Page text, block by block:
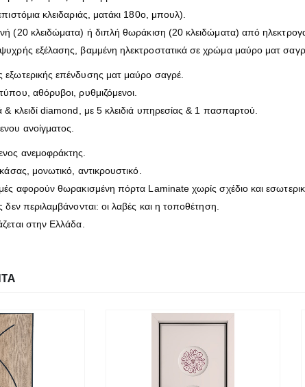
κλειδαριάς, ματάκι 180ο, μπουλ).
(20 κλειδώματα) ή διπλή θωράκιση (20 κλειδώματα) από
εξέλασης, βαμμένη ηλεκτροστατικά σε χρώμα μαύρο ματ
εξωτερικής επένδυσης ματ μαύρο σαγρέ.
αθόρυβοι, ρυθμιζόμενοι.
& κλειδί diamond, με 5 κλειδιά υπηρεσίας & 1 πασπαρτού.
ανοίγματος.
ανεμοφράκτης.
μονωτικό, αντικρουστικό.
αφορούν θωρακισμένη πόρτα Laminate χωρίς σχέδιο και
δεν περιλαμβάνονται: οι λαβές και η τοποθέτηση.
στην Ελλάδα.